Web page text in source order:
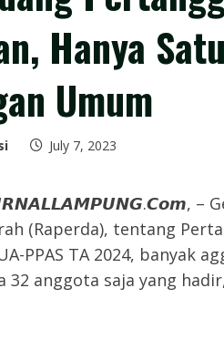
Hanya
Umum
July 7, 2023
–
(Raperda), tentang
PPAS TA 2024, banyak
32 anggota saja yang